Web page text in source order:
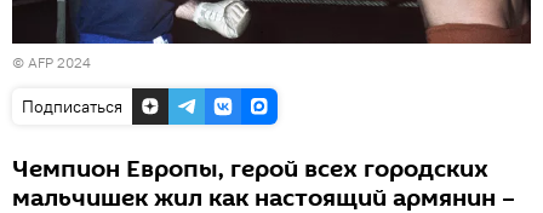
© AFP 2024
Подписаться
Чемпион Европы, герой всех городских
мальчишек жил как настоящий армянин –